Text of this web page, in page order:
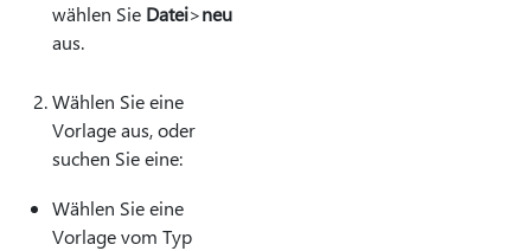
wählen Sie Datei>neu
aus.
Wählen Sie eine
Vorlage aus, oder
suchen Sie eine:
Wählen Sie eine
Vorlage vom Typ